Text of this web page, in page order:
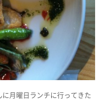
月曜日ランチに行ってきた